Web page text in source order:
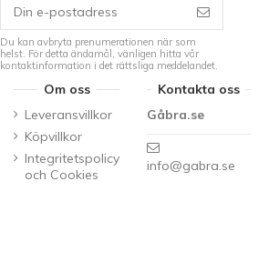
Du kan avbryta prenumerationen när som
helst. För detta ändamål, vänligen hitta vår
kontaktinformation i det rättsliga meddelandet.
Om oss
Leveransvillkor
Köpvillkor
Integritetspolicy
och Cookies
Kontakta oss
Gåbra.se
info@gabra.se